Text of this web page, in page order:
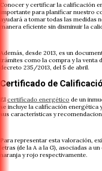
Conocer y certificar la calificación
importante para planificar nuestro
ayudará a tomar todas las medidas
manera eficiente sin disminuir la
Además, desde 2013, es un
trámites como la compra y la venta
decreto 235/2013, del 5 de abril.
Certificado de
El certificado energético de un
se incluye la calificación energética
sus características y
Para representar esta valoración,
letras (de la A a la G), asociadas a
naranja y rojo respectivamente.